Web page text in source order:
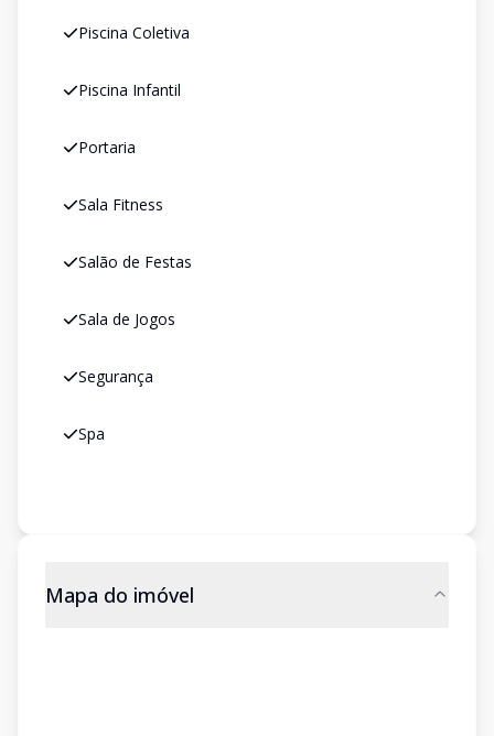
Piscina Coletiva
Piscina Infantil
Portaria
Sala Fitness
Salão de Festas
Sala de Jogos
Segurança
Spa
Mapa do imóvel